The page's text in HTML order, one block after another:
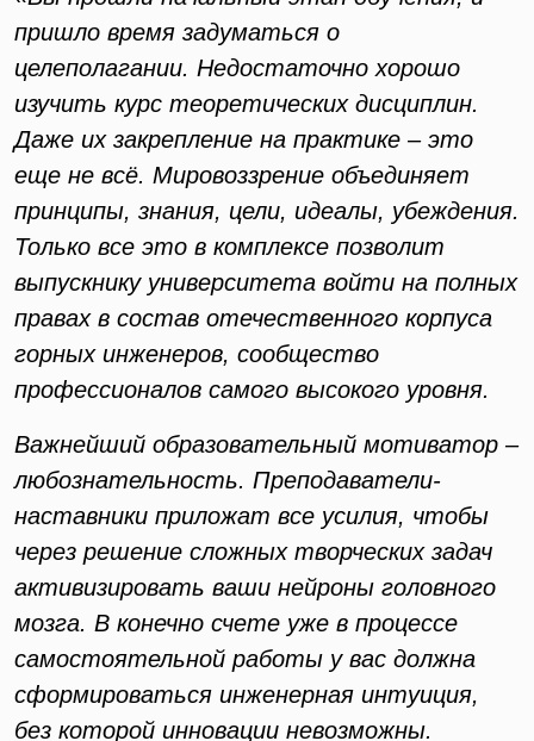
пришло время задуматься о
целеполагании. Недостаточно хорошо
изучить курс теоретических дисциплин.
Даже их закрепление на практике – это
еще не всё. Мировоззрение объединяет
принципы, знания, цели, идеалы, убеждения.
Только все это в комплексе позволит
выпускнику университета войти на полных
правах в состав отечественного корпуса
горных инженеров, сообщество
профессионалов самого высокого уровня.
Важнейший образовательный мотиватор –
любознательность. Преподаватели-
наставники приложат все усилия, чтобы
через решение сложных творческих задач
активизировать ваши нейроны головного
мозга. В конечно счете уже в процессе
самостоятельной работы у вас должна
сформироваться инженерная интуиция,
без которой инновации невозможны.